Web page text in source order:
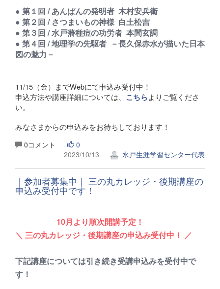
● 第１回 / あんぱんの発明者 木村安兵衛
● 第２回 / さつまいもの神様 白土松吉
● 第３回 /水戸藩種痘の功労者 本間玄調
● 第４回 / 地理学の先駆者 －長久保赤水が描いた日本
図の魅力－
11/15（金）までWebにて申込み受付中！
申込方法や講座詳細については、 こちらよりご覧くださ
い。
みなさまからの申込みをお待ちしております！
0コメント
0
2023/10/13
水戸生涯学習センター代表
｜参加者募集中｜ 三の丸カレッジ・後期講座の
申込み受付中です！
10月より順次開講予定！
＼ 三の丸カレッジ・後期講座の申込み受付中！ ／
下記講座については引き続き受講申込みを受付中で
す！